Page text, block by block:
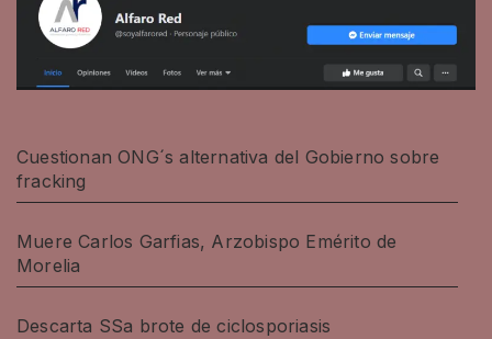
Cuestionan ONG´s alternativa del Gobierno sobre
fracking
Muere Carlos Garfias, Arzobispo Emérito de
Morelia
Descarta SSa brote de ciclosporiasis